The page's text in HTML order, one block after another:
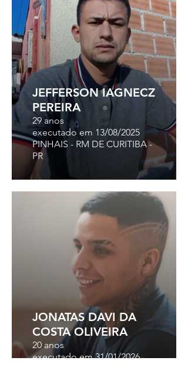
JEFFERSON IAGNECZ
PEREIRA
29 anos
executado em 13/08/2025
PINHAIS - RM DE CURITIBA -
PR
JONATAS DAVI DA
COSTA OLIVEIRA
20 anos
executado em 31/01/2026